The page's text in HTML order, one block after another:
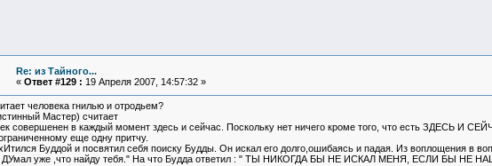
Re: из Тайного...
« Ответ #129 : 19 Апреля 2007, 14:57:32 »
человека гнилью и отродьем?
Мастер) считает
совершенен в каждый момент здесь и сейчас. Поскольку нет ничего кроме того, что есть ЗДЕСЬ И
еще одну притчу.
Буддой и посвятил себя поиску Будды. Он искал его долго,ошибаясь и падая. Из воплощения в
ДУмал уже ,что найду тебя." На что Будда ответил : " ТЫ НИКОГДА БЫ НЕ ИСКАЛ МЕНЯ, ЕСЛИ БЫ НЕ